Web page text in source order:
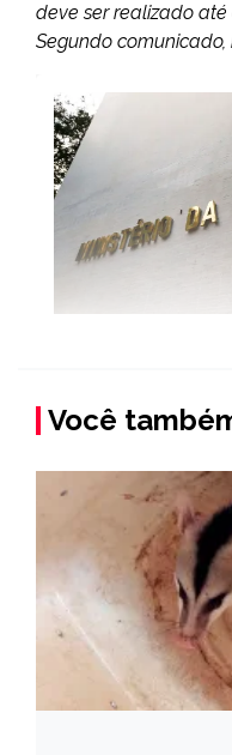
deve ser realizado até
Segundo comunicado,
Você